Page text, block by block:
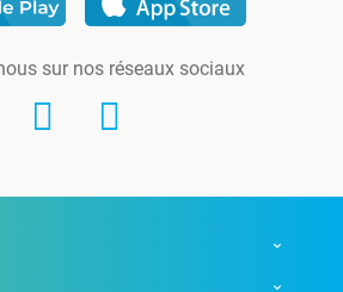
sur nos réseaux sociaux